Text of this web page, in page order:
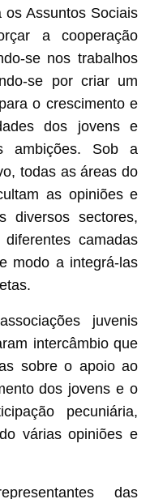
Assuntos Sociais
a cooperação
se nos trabalhos
se por criar um
o crescimento e
dos jovens e
ambições. Sob a
todas as áreas do
as opiniões e
diversos sectores,
camadas
modo a integrá-las
juvenis
intercâmbio que
sobre o apoio ao
dos jovens e o
pecuniária,
várias opiniões e
das